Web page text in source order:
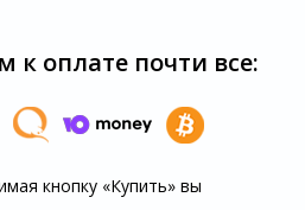
оплате почти все:
кнопку «Купить» вы